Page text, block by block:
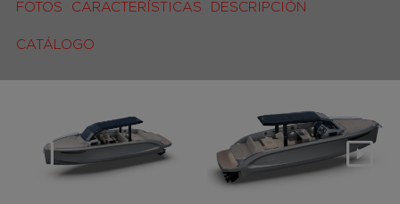
FOTOS CARACTERÍSTICAS DESCRIPCIÓN
CATÁLOGO